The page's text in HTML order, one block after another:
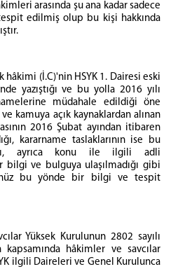
arasında şu ana kadar sadece
edilmiş olup bu kişi hakkında
hâkimi (İ.C)'nin HSYK 1. Dairesi eski
yazıştığı ve bu yolla 2016 yılı
müdahale edildiği öne
kamuya açık kaynaklardan alınan
2016 Şubat ayından itibaren
kararname taslaklarının ise bu
ayrıca konu ile ilgili adli
ve bulguya ulaşılmadığı gibi
bu yönde bir bilgi ve tespit
Yüksek Kurulunun 2802 sayılı
kapsamında hâkimler ve savcılar
ilgili Daireleri ve Genel Kurulunca